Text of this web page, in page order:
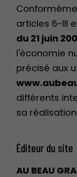
articles 6-III
du 21 juin
l'économie
précisé aux
différents
sa
Éditeur du site
AU BEAU